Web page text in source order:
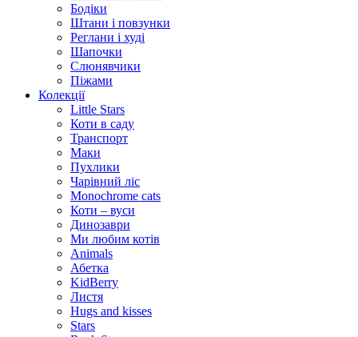
Бодіки
Штани і повзунки
Реглани і худі
Шапочки
Слюнявчики
Піжами
Колекції
Little Stars
Коти в саду
Транспорт
Маки
Пухлики
Чарівний ліс
Monochrome cats
Коти – вуси
Динозаври
Ми любим котів
Animals
Абетка
KidBerry
Листя
Hugs and kisses
Stars